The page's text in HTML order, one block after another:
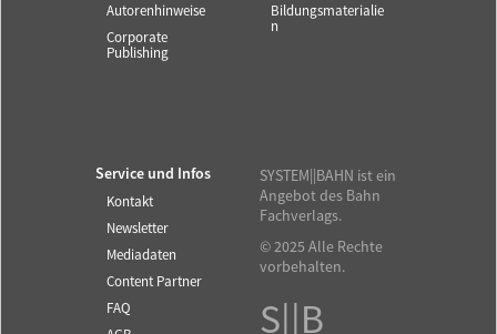
Autorenhinweise
Corporate
Publishing
Bildungsmaterialie
n
Service und Infos
Kontakt
Newsletter
Mediadaten
Content Partner
FAQ
SYSTEM||BAHN ist ein
Angebot des Bahn
Fachverlags.
© 2025 Alle Rechte
vorbehalten.
S||B